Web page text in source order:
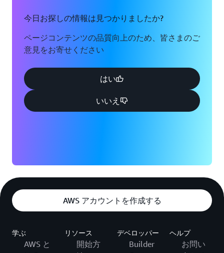
今日お探しの情報は見つかりましたか?
ページコンテンツの品質向上のため、皆さまのご
意見をお寄せください
はい
いいえ
AWS アカウントを作成する
学ぶ
AWS と
リソース
開始方
デベロッパー
Builder
ヘルプ
お問い